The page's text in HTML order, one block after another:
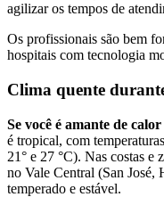
agilizar os tempos de
Os profissionais são bem
hospitais com tecnologia
Clima quente
Se você é amante de
é tropical, com
21° e 27 °C). Nas costas e
no Vale Central (San José,
temperado e estável.